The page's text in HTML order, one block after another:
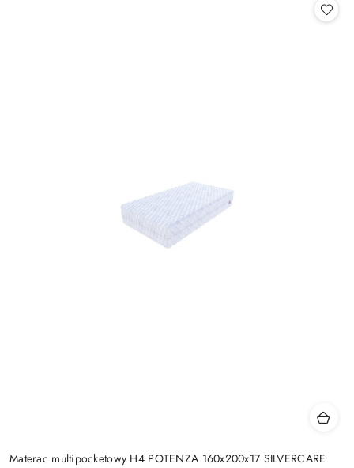
Materac multipocketowy H4 POTENZA 160x200x17 SILVERCARE